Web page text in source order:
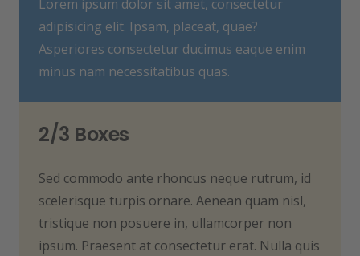
Lorem ipsum dolor sit amet, consectetur
adipisicing elit. Ipsam, placeat, quae?
Asperiores consectetur ducimus eaque enim
minus nam necessitatibus quas.
2/3 Boxes
Sed commodo ante rhoncus neque rutrum, id
scelerisque turpis ornare. Aenean quam nisl,
tristique non posuere in, ullamcorper non
ipsum. Praesent at consectetur erat. Nulla quis